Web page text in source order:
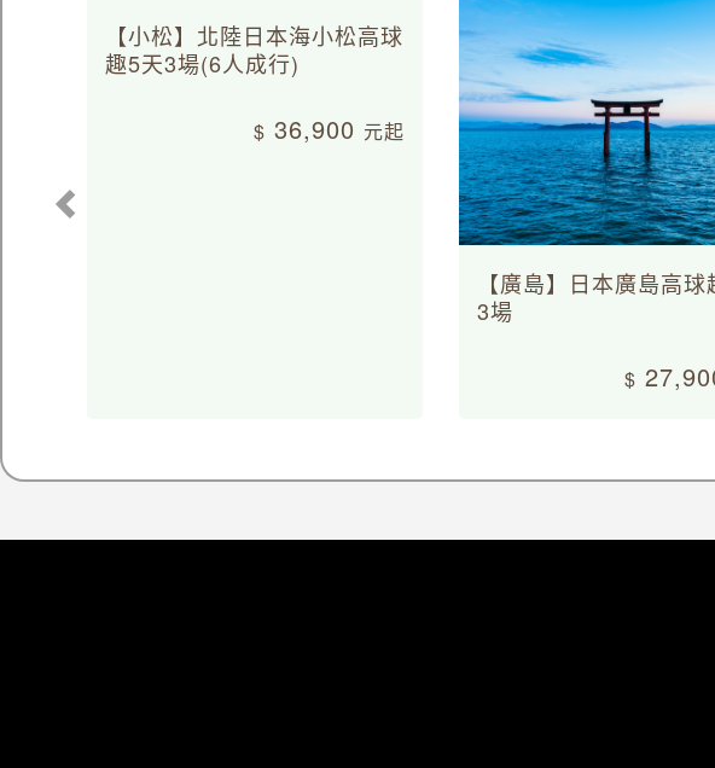
【小松】北陸日本海小松高球
趣5天3場(6人成行)
36,900
【廣島】日本廣島高球
3場